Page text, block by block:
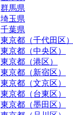
群馬県
埼玉県
千葉県
東京都（千代田区）
東京都（中央区）
東京都（港区）
東京都（新宿区）
東京都（文京区）
東京都（台東区）
東京都（墨田区）